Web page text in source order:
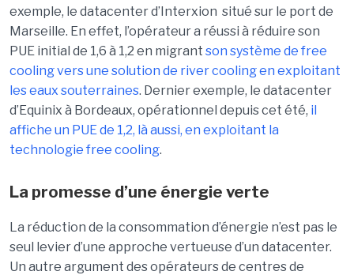
exemple, le datacenter d’Interxion situé sur le port de
Marseille. En effet, l’opérateur a réussi à réduire son
PUE initial de 1,6 à 1,2 en migrant son système de free
cooling vers une solution de river cooling en exploitant
les eaux souterraines. Dernier exemple, le datacenter
d’Equinix à Bordeaux, opérationnel depuis cet été, il
affiche un PUE de 1,2, là aussi, en exploitant la
technologie free cooling.
La promesse d’une énergie verte
La réduction de la consommation d’énergie n’est pas le
seul levier d’une approche vertueuse d’un datacenter.
Un autre argument des opérateurs de centres de